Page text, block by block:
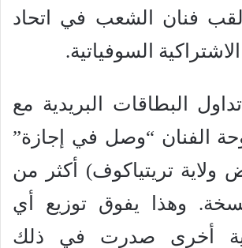
فنان الشعب في اتحاد
السوفياتية.
البطاقات البريدية مع
الفنان “وصل في إجازة”
ولاية تريتياكوف) أكثر من
نسخة. وهذا يفوق توزيع أي
أخرى صدرت في ذلك